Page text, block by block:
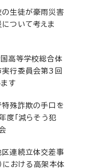
の生徒が豪雨災害
ついて考えま
高等学校総合体
行委員会第3回
す
殊詐欺の手口を
度「減らそう犯
区連続立体交差事
における高架本体